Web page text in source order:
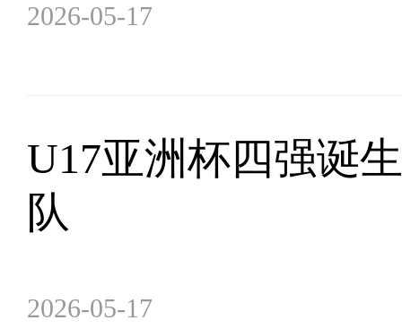
2026-05-17
U17亚洲杯四强诞
队
2026-05-17